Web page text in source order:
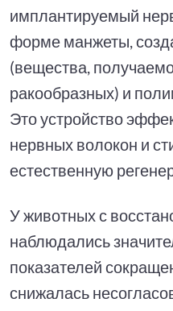
имплантируемый
форме манжеты,
(вещества,
ракообразных) и
Это устройство
нервных волокон и
естественную
У животных с
наблюдались
показателей
снижалась